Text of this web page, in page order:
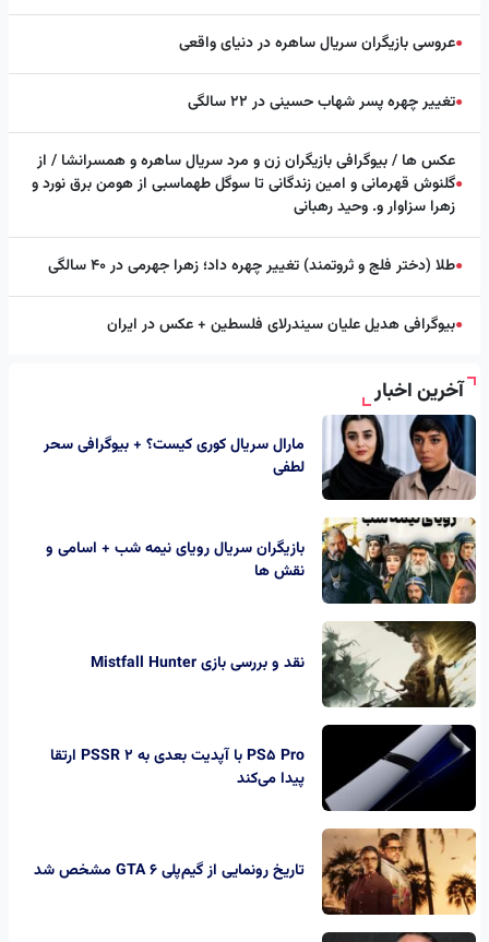
●عروسی بازیگران سریال ساهره در دنیای واقعی
●تغییر چهره پسر شهاب حسینی در ۲۲ سالگی
●
عکس ها / بیوگرافی بازیگران زن و مرد سریال ساهره و همسرانشا / از
گلنوش قهرمانی و امین زندگانی تا سوگل طهماسبی از هومن برق نورد و
زهرا سزاوار و. وحید رهبانی
●طلا (دختر فلج و ثروتمند) تغییر چهره داد؛ زهرا جهرمی در ۴۰ سالگی
●بیوگرافی هدیل علیان سیندرلای فلسطین + عکس در ایران
آخرین اخبار
مارال سریال کوری کیست؟ + بیوگرافی سحر
لطفی
بازیگران سریال رویای نیمه شب + اسامی و
نقش ها
نقد و بررسی بازی Mistfall Hunter
PS5 Pro با آپدیت بعدی به PSSR 2 ارتقا
پیدا می‌کند
تاریخ رونمایی از گیم‌پلی GTA 6 مشخص شد